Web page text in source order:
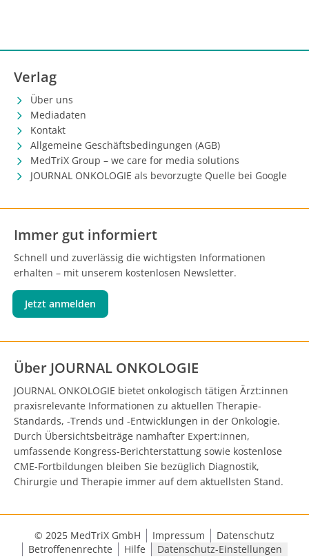
Verlag
Über uns
Mediadaten
Kontakt
Allgemeine Geschäftsbedingungen (AGB)
MedTriX Group – we care for media solutions
JOURNAL ONKOLOGIE als bevorzugte Quelle bei Google
Immer gut informiert
Schnell und zuverlässig die wichtigsten Informationen
erhalten – mit unserem kostenlosen Newsletter.
Jetzt anmelden
Über JOURNAL ONKOLOGIE
JOURNAL ONKOLOGIE bietet onkologisch tätigen Ärzt:innen
praxisrelevante Informationen zu aktuellen Therapie-
Standards, -Trends und -Entwicklungen in der Onkologie.
Durch Übersichtsbeiträge namhafter Expert:innen,
umfassende Kongress-Berichterstattung sowie kostenlose
CME-Fortbildungen bleiben Sie bezüglich Diagnostik,
Chirurgie und Therapie immer auf dem aktuellsten Stand.
© 2025 MedTriX GmbH Impressum
Datenschutz
Betroffenenrechte
Hilfe Datenschutz-Einstellungen